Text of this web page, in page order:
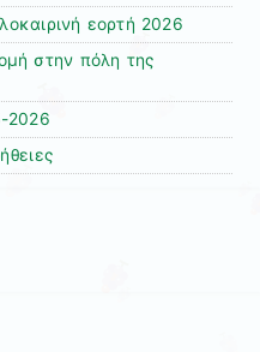
εορτή 2026
στην πόλη της
2026